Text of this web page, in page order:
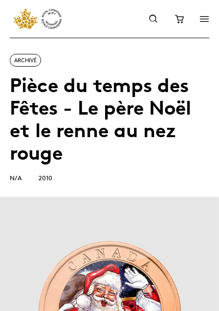
ARCHIVÉ
Pièce du temps des
Fêtes - Le père Noël
et le renne au nez
rouge
N/A 2010